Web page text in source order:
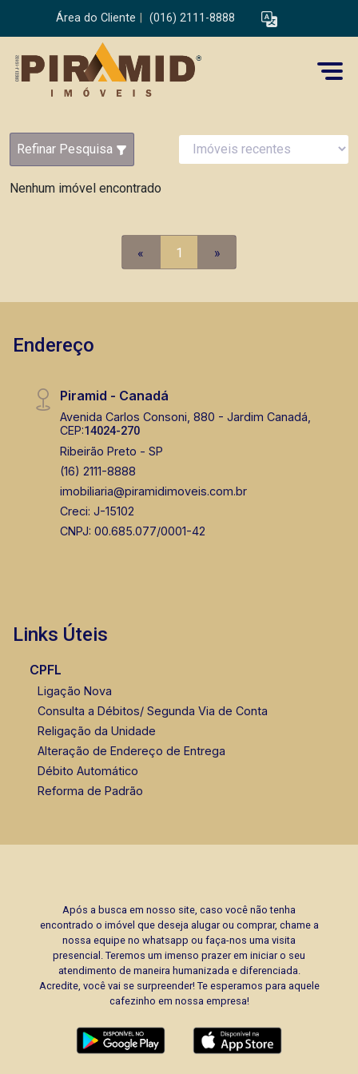
Área do Cliente (016) 2111-8888
Refinar Pesquisa
Nenhum imóvel encontrado
« 1 »
Endereço
Piramid - Canadá
Avenida Carlos Consoni, 880 - Jardim Canadá,
CEP:14024-270
Ribeirão Preto - SP
(16) 2111-8888
imobiliaria@piramidimoveis.com.br
Creci: J-15102
CNPJ: 00.685.077/0001-42
Links Úteis
CPFL
Ligação Nova
Consulta a Débitos/ Segunda Via de Conta
Religação da Unidade
Alteração de Endereço de Entrega
Débito Automático
Reforma de Padrão
Após a busca em nosso site, caso você não tenha
encontrado o imóvel que deseja alugar ou comprar, chame a
nossa equipe no whatsapp ou faça-nos uma visita
presencial. Teremos um imenso prazer em iniciar o seu
atendimento de maneira humanizada e diferenciada.
Acredite, você vai se surpreender! Te esperamos para aquele
cafezinho em nossa empresa!